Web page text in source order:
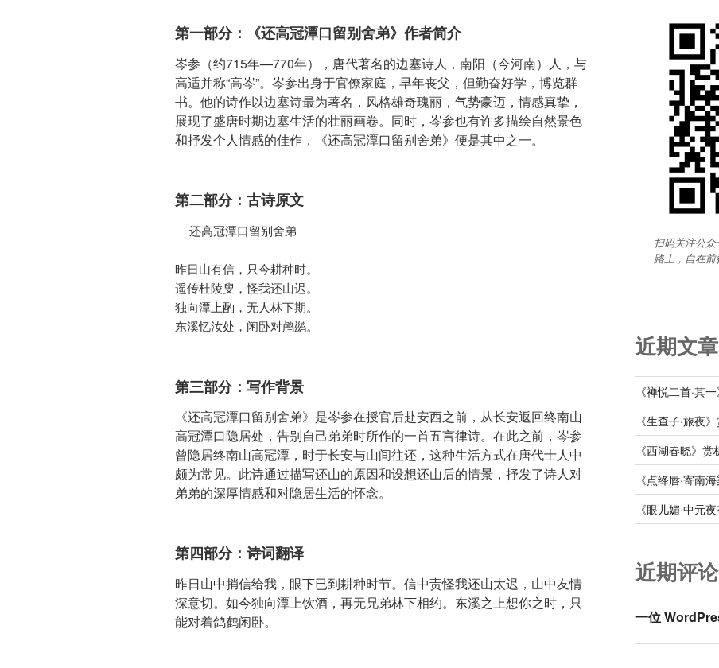
第一部分：《还高冠潭口留别舍弟》作者简介
岑参（约715年—770年），唐代著名的边塞诗人，南阳（今河南）人，与
高适并称“高岑”。岑参出身于官僚家庭，早年丧父，但勤奋好学，博览群
书。他的诗作以边塞诗最为著名，风格雄奇瑰丽，气势豪迈，情感真挚，
展现了盛唐时期边塞生活的壮丽画卷。同时，岑参也有许多描绘自然景色
和抒发个人情感的佳作，《还高冠潭口留别舍弟》便是其中之一。
第二部分：古诗原文
昨日山有信，只今耕种时。
遥传杜陵叟，怪我还山迟。
独向潭上酌，无人林下期。
东溪忆汝处，闲卧对鸬鹚。
第三部分：写作背景
《还高冠潭口留别舍弟》是岑参在授官后赴安西之前，从长安返回终南山
高冠潭口隐居处，告别自己弟弟时所作的一首五言律诗。在此之前，岑参
曾隐居终南山高冠潭，时于长安与山间往还，这种生活方式在唐代士人中
颇为常见。此诗通过描写还山的原因和设想还山后的情景，抒发了诗人对
弟弟的深厚情感和对隐居生活的怀念。
第四部分：诗词翻译
昨日山中捎信给我，眼下已到耕种时节。信中责怪我还山太迟，山中友情
深意切。如今独向潭上饮酒，再无兄弟林下相约。东溪之上想你之时，只
能对着鸽鹤闲卧。
扫码关注公众
路上，自在前
近期文章
《禅悦二首·其
《生查子·旅夜
《西湖春晓》赏
《点绛唇·寄南
《眼儿媚·中元
近期评论
一位